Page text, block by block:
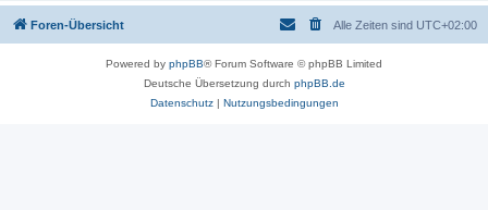
Foren-Übersicht Alle Zeiten sind UTC+02:00
Powered by phpBB® Forum Software © phpBB Limited
Deutsche Übersetzung durch phpBB.de
Datenschutz| Nutzungsbedingungen